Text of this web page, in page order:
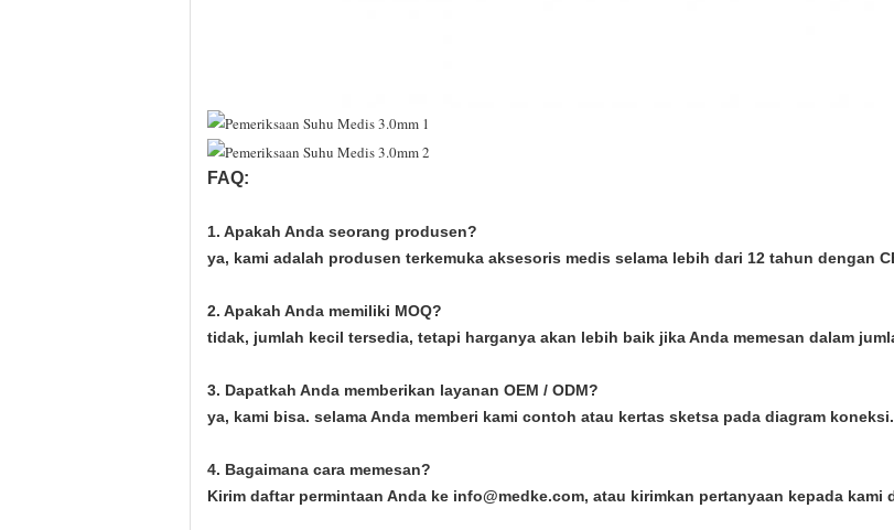
FAQ:
1. Apakah Anda seorang produsen?
ya, kami adalah produsen terkemuka aksesoris medis selama lebih dari 12 tahun dengan
2. Apakah Anda memiliki MOQ?
tidak, jumlah kecil tersedia, tetapi harganya akan lebih baik jika Anda memesan dalam
3. Dapatkah Anda memberikan layanan OEM / ODM?
ya, kami bisa. selama Anda memberi kami contoh atau kertas sketsa pada diagram koneksi.
4. Bagaimana cara memesan?
Kirim daftar permintaan Anda ke info@medke.com, atau kirimkan pertanyaan kepada kami